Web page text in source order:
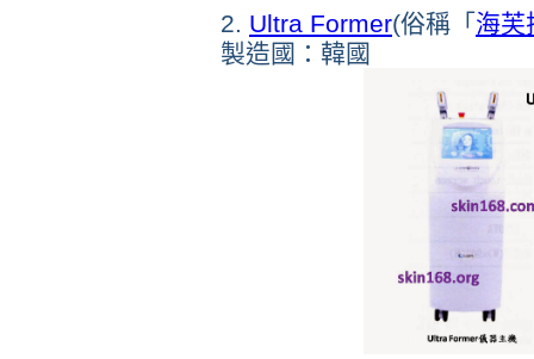
2. Ultra Former(俗稱「 海芙
製造國：韓國